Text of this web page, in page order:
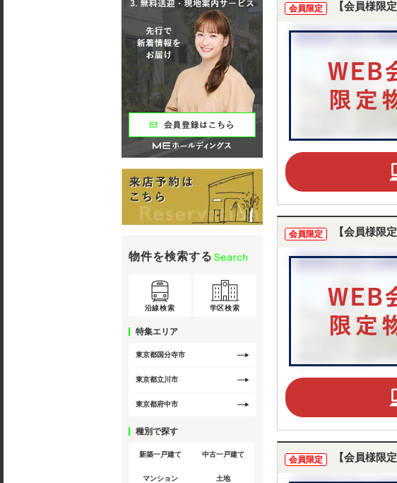
会員限定 【会員様限
会員限定 【会員様限
会員限定 【会員様限
物件を検索する
沿線検索 学区検索
特集エリア
東京都国分寺市
東京都立川市
東京都府中市
種別で探す
新築一戸建て 中古一戸建て
マンション 土地